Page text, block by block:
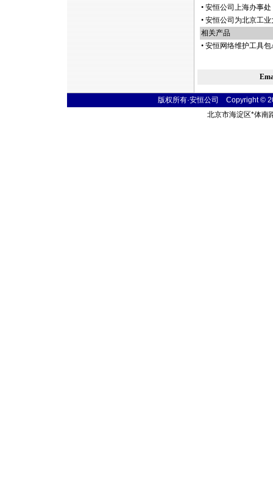
• 安恒公司上海办事处
• 安恒公司为北京工业
相关产品
• 安恒网络维护工具
版权所有·安恒公司 Copyright ©
北京市海淀区*体南